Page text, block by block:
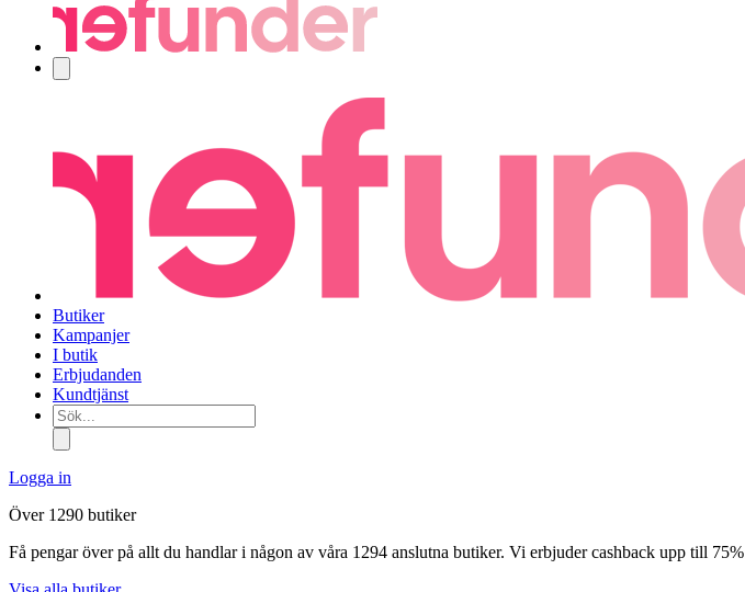
Butiker
Kampanjer
I butik
Erbjudanden
Kundtjänst
Sök...
Logga in
Över 1290 butiker
Få pengar över på allt du handlar i någon av våra 1294 anslutna butiker. Vi erbjuder cashback upp till 75%